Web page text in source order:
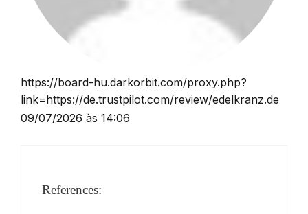
https://board-hu.darkorbit.com/proxy.php?
link=https://de.trustpilot.com/review/edelkranz.de
09/07/2026 às 14:06
References: